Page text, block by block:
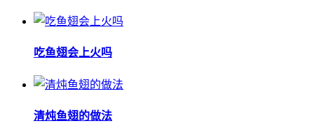
吃鱼翅会上火吗
清炖鱼翅的做法